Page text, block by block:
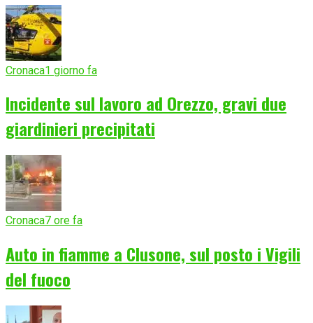
Cronaca1 giorno fa
Incidente sul lavoro ad Orezzo, gravi due
giardinieri precipitati
Cronaca7 ore fa
Auto in fiamme a Clusone, sul posto i Vigili
del fuoco